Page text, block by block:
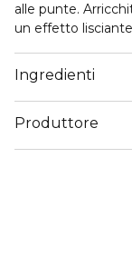
alle punte.
un effetto
l’estratto di riso e
ripristinare
per l’uso
ottimi risultati,
Ingredienti
Produttore